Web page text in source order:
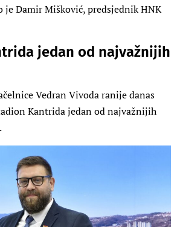
je Damir Mišković, predsjednik HNK
jedan od najvažnijih
Vedran Vivoda ranije danas
Kantrida jedan od najvažnijih